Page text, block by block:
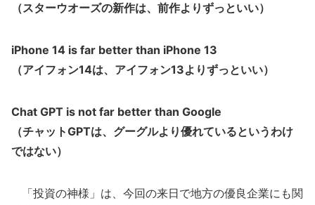
（スターウオーズの新作は、前作よりずっといい）
iPhone 14 is far better than iPhone 13
（アイフォン14は、アイフォン13よりずっといい）
Chat GPT is not far better than Google
（チャットGPTは、グーグルより優れているというわけ
ではない）
「投資の神様」は、今回の来日で地方の優良企業にも関